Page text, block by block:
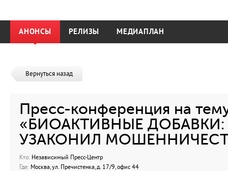
АНОНСЫ РЕЛИЗЫ МЕДИАПЛАН
Вернуться назад
Пресс-конференция на
«БИОАКТИВНЫЕ ДОБАВКИ:
УЗАКОНИЛ
Кто: Независимый Пресс-Центр
Где: Москва, ул. Пречистенка, д. 17/9, офис 44